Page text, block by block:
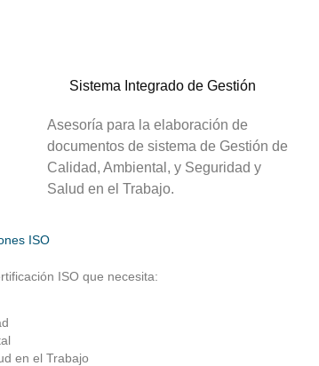
Sistema Integrado de Gestión
Asesoría para la elaboración de
documentos de sistema de Gestión de
Calidad, Ambiental, y Seguridad y
Salud en el Trabajo.
ISO
ISO que necesita:
en el Trabajo